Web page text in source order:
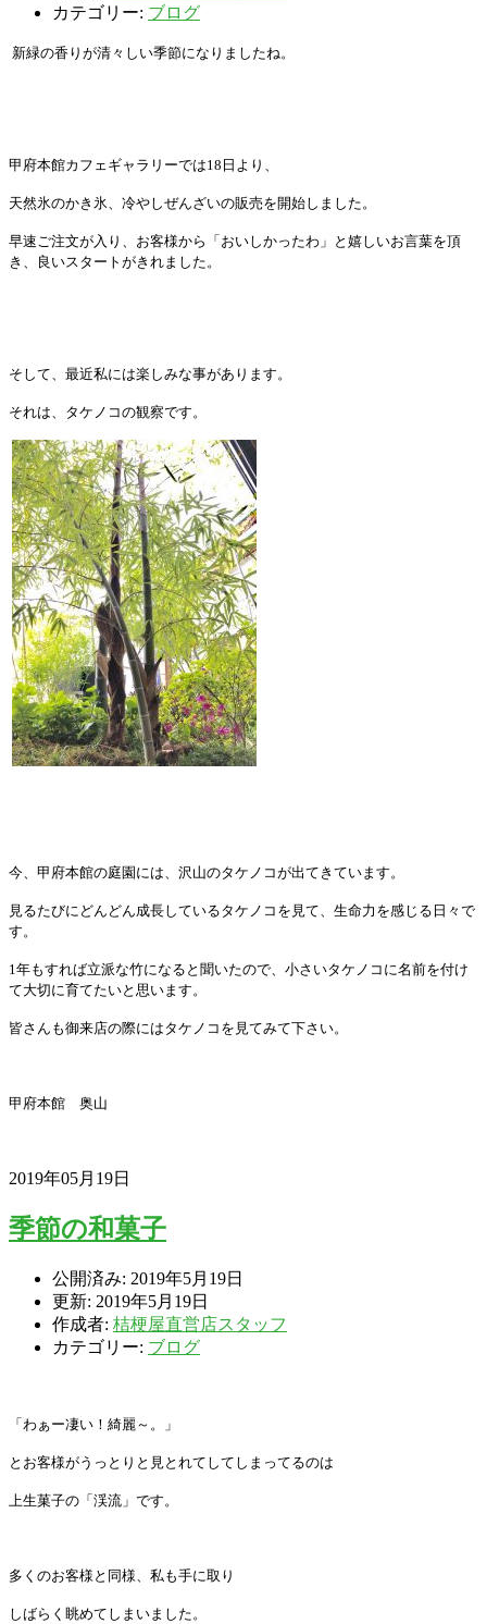
カテゴリー: ブログ
新緑の香りが清々しい季節になりましたね。
甲府本館カフェギャラリーでは18 日より、
天然氷のかき氷、冷やしぜんざいの販売を開始しました。
早速ご注文が入り、お客様から「おいしかったわ」と嬉しいお言葉を頂
き、良いスタートがきれました。
そして、最近私には楽しみな事があります。
それは、タケノコの観察です。
今、甲府本館の庭園には、沢山のタケノコが出てきています。
見るたびにどんどん成長しているタケノコを見て、生命力を感じる日々で
す。
1 年もすれば立派な竹になると聞いたので、小さいタケノコに名前を付け
て大切に育てたいと思います。
皆さんも御来店の際にはタケノコを見てみて下さい。
甲府本館 奥山
2019年05月19日
季節の和菓子
公開済み: 2019年5月19日
更新: 2019年5月19日
作成者: 桔梗屋直営店スタッフ
カテゴリー: ブログ
「わぁー凄い！綺麗～。」
とお客様がうっとりと見とれてしてしまってるのは
上生菓子の「渓流」です。
多くのお客様と同様、私も手に取り
しばらく眺めてしまいました。